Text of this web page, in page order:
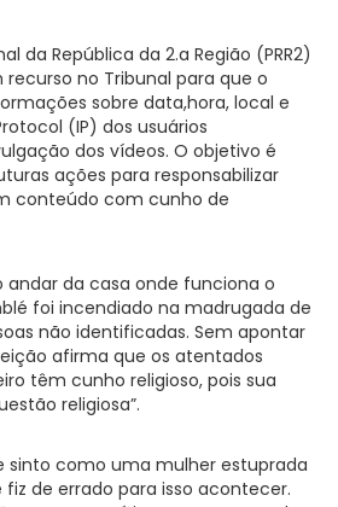
da República da 2.a Região (PRR2)
no Tribunal para que o
sobre data,hora, local e
(IP) dos usuários
dos vídeos. O objetivo é
ações para responsabilizar
conteúdo com cunho de
andar da casa onde funciona o
foi incendiado na madrugada de
não identificadas. Sem apontar
afirma que os atentados
têm cunho religioso, pois sua
religiosa”.
sinto como uma mulher estuprada
de errado para isso acontecer.